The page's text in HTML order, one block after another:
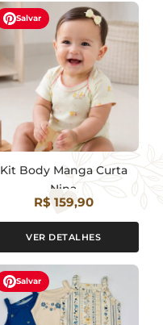
Salvar
Kit Body Manga Curta
Nina
R$ 159,90
VER DETALHES
Salvar